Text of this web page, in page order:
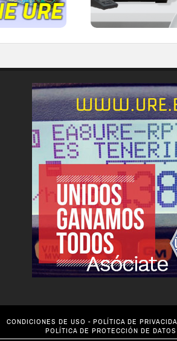
CONDICIONES DE USO - POLÍTICA DE
POLÍTICA DE PROTECCIÓN DE DATOS